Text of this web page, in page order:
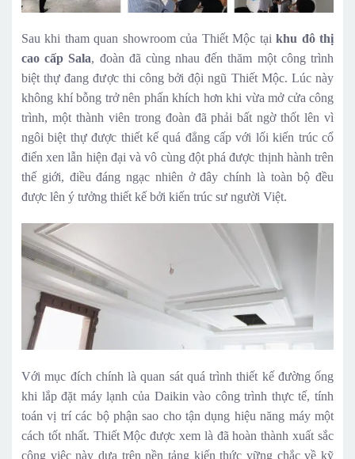
Sau khi tham quan showroom của Thiết Mộc tạikhu đô thị
cao cấp Sala, đoàn đã cùng nhau đến thăm một công trình
biệt thự đang được thi công bởi đội ngũ Thiết Mộc. Lúc này
không khí bỗng trở nên phấn khích hơn khi vừa mở cửa công
trình, một thành viên trong đoàn đã phải bất ngờ thốt lên vì
ngôi biệt thự được thiết kế quá đẳng cấp với lối kiến trúc cổ
điển xen lẫn hiện đại và vô cùng đột phá được thịnh hành trên
thế giới, điều đáng ngạc nhiên ở đây chính là toàn bộ đều
được lên ý tưởng thiết kế bởi kiến trúc sư người Việt.
Với mục đích chính là quan sát quá trình thiết kế đường ống
khi lắp đặt máy lạnh của Daikin vào công trình thực tế, tính
toán vị trí các bộ phận sao cho tận dụng hiệu năng máy một
cách tốt nhất. Thiết Mộc được xem là đã hoàn thành xuất sắc
công việc này dựa trên nền tảng kiến thức vững chắc về kỹ